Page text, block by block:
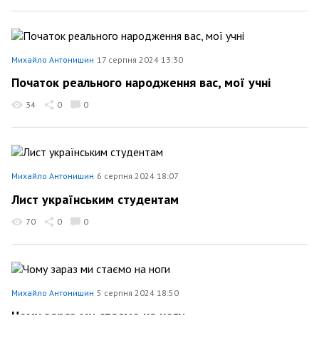
Михайло Антонишин 17 серпня 2024 13:30
Початок реального народження вас, мої учні
34 0 0
Михайло Антонишин 6 серпня 2024 18:07
Лист українським студентам
70 0 0
Михайло Антонишин 5 серпня 2024 18:50
Чому зараз ми стаємо на ноги